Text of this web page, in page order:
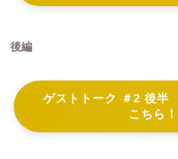
後編
ゲストトーク ＃2 後
こちら！